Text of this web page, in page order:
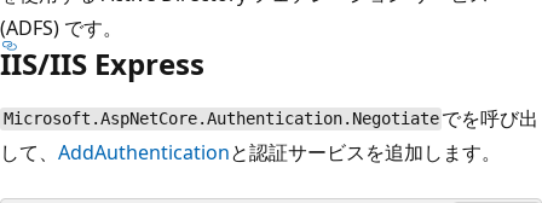
(ADFS) です。
IIS/IIS Express
Microsoft.AspNetCore.Authentication.Negotiate でを呼び出
して、 AddAuthenticationと認証サービスを追加します。